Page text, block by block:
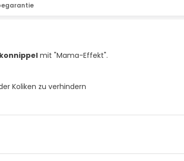
mit "Mama-Effekt".
Koliken zu verhindern